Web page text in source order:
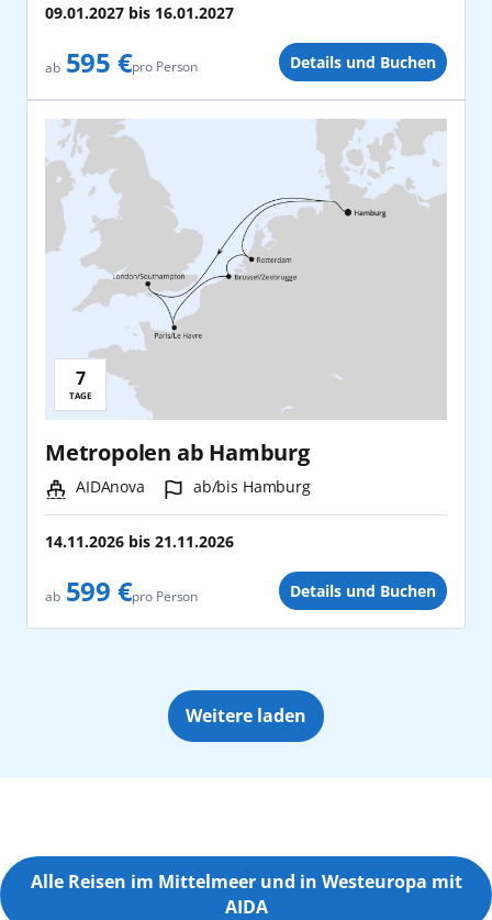
Stuttgart
Wien
Zürich
Rom/Civitavecchia
San Antonio
Seychellen
Shanghai
Singapur
Sydney
Teneriffa
Tokio
Warnemünde
Yokohama
09.01.2027 bis 16.01.2027
ab 595 €pro Person Details und Buchen
Reisedauer:
7
TAGE
Metropolen ab Hamburg
Schiff:
AIDAnova Hafen:
ab/bis Hamburg
14.11.2026 bis 21.11.2026
ab 599 €pro Person Details und Buchen
Weitere laden
Alle Reisen im Mittelmeer und in Westeuropa mit
AIDA